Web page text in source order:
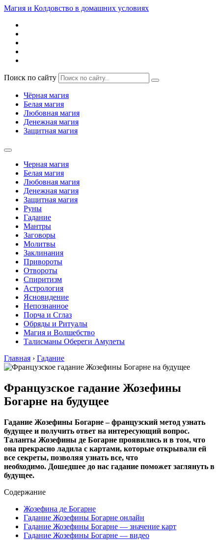
Магия и Колдовство в домашних условиях
Поиск по сайту
Чёрная магия
Белая магия
Любовная магия
Денежная магия
Защитная магия
Черная магия
Белая магия
Любовная магия
Денежная магия
Защитная магия
Руны
Гадание
Мантры
Заговоры
Молитвы
Заклинания
Привороты
Отвороты
Спиритизм
Астрология
Ясновидение
Непознанное
Порча и Сглаз
Обряды и Ритуалы
Магия и Волшебство
Талисманы Обереги Амулеты
Главная › Гадание
Французское гадание Жозефины
Богарне на будущее
Гадание Жозефины Богарне – французский метод узнать
будущее и получить ответ на интересующий вопрос.
Таланты Жозефины де Богарне проявились и в том, что
она прекрасно ладила с картами, которые открывали ей
все секреты, позволяя узнать все, что
необходимо. Дошедшее до нас гадание поможет заглянуть в
будущее.
Содержание
Жозефина де Богарне
Гадание Жозефины Богарне онлайн
Гадание Жозефины Богарне — значение карт
Гадание Жозефины Богарне — видео